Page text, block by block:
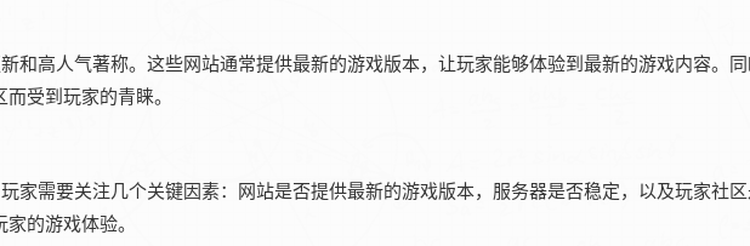
和高人气著称。这些网站通常提供最新的游戏版本，让玩家能够体验到最新的游戏内容。
受到玩家的青睐。
家需要关注几个关键因素：网站是否提供最新的游戏版本，服务器是否稳定，以及玩家社
的游戏体验。